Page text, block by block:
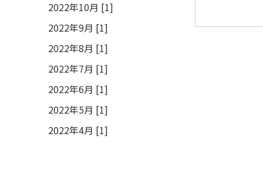
2022年10月 [1]
2022年9月 [1]
2022年8月 [1]
2022年7月 [1]
2022年6月 [1]
2022年5月 [1]
2022年4月 [1]